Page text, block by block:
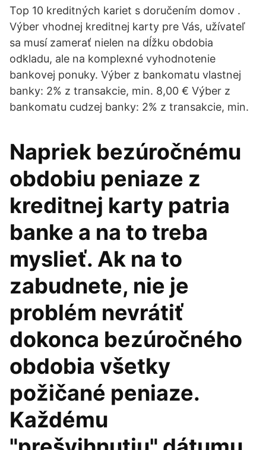
Top 10 kreditných kariet s doručením domov .
Výber vhodnej kreditnej karty pre Vás, užívateľ
sa musí zamerať nielen na dĺžku obdobia
odkladu, ale na komplexné vyhodnotenie
bankovej ponuky. Výber z bankomatu vlastnej
banky: 2% z transakcie, min. 8,00 € Výber z
bankomatu cudzej banky: 2% z transakcie, min.
Napriek bezúročnému
obdobiu peniaze z
kreditnej karty patria
banke a na to treba
myslieť. Ak na to
zabudnete, nie je
problém nevrátiť
dokonca bezúročného
obdobia všetky
požičané peniaze.
Každému